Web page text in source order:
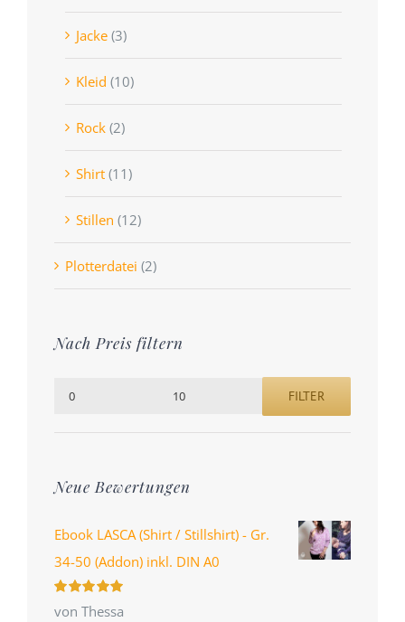
Jacke (3)
Kleid (10)
Rock (2)
Shirt (11)
Stillen (12)
Plotterdatei (2)
Nach Preis filtern
Preis
Preis
FILTER
Neue Bewertungen
Ebook LASCA (Shirt / Stillshirt) - Gr.
34-50 (Addon) inkl. DIN A0
Bewertet
von Thessa